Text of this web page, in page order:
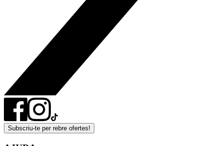
Subscriu-te per rebre ofertes!